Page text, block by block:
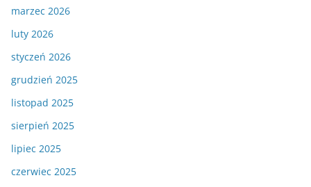
marzec 2026
luty 2026
styczeń 2026
grudzień 2025
listopad 2025
sierpień 2025
lipiec 2025
czerwiec 2025